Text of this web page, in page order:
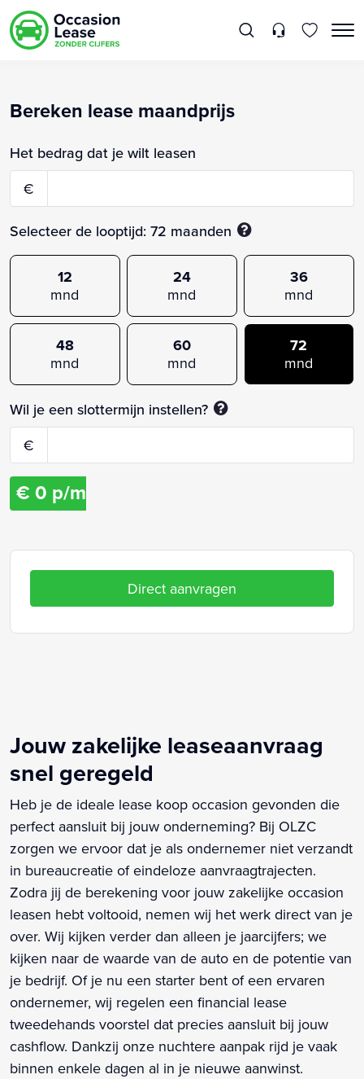
Bereken lease maandprijs
Het bedrag dat je wilt leasen
€
Selecteer de looptijd: 72 maanden
12
mnd
24
mnd
36
mnd
48
mnd
60
mnd
72
mnd
Wil je een slottermijn instellen?
€
€ 0 p/m
Direct aanvragen
Jouw zakelijke leaseaanvraag
snel geregeld
Heb je de ideale lease koop occasion gevonden die
perfect aansluit bij jouw onderneming? Bij OLZC
zorgen we ervoor dat je als ondernemer niet verzandt
in bureaucreatie of eindeloze aanvraagtrajecten.
Zodra jij de berekening voor jouw zakelijke occasion
leasen hebt voltooid, nemen wij het werk direct van je
over. Wij kijken verder dan alleen je jaarcijfers; we
kijken naar de waarde van de auto en de potentie van
je bedrijf. Of je nu een starter bent of een ervaren
ondernemer, wij regelen een financial lease
tweedehands voorstel dat precies aansluit bij jouw
cashflow. Dankzij onze nuchtere aanpak rijd je vaak
binnen enkele dagen al in je nieuwe aanwinst.